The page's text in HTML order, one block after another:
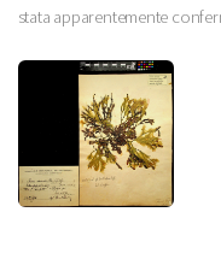
stata apparentemente